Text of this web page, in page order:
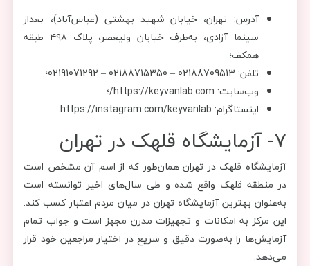
آدرس: تهران، خیابان شهید بهشتی (عباس‌آباد)، بعداز
سینما آزادی، به‌طرف خیابان ولیعصر، پلاک ۴۹۸ طبقه
همکف؛
تلفن: 02188709513 – 02188715350 – 02191071292؛
وب‌سایت: https://keyvanlab.com/؛
اینستاگرام: https://instagram.com/keyvanlab.
7- آزمایشگاه قلهک در تهران
آزمایشگاه قلهک در تهران همان‌طور که از اسم آن مشخص است
در منطقه قلهک واقع شده و طی سال‌های اخیر توانسته است
به‌عنوان بهترین آزمایشگاه تهران در میان مردم اعتبار کسب کند.
این مرکز به امکانات و تجهیزات مدرن مجهز است و جواب تمام
آزمایش‌ها را به‌صورت دقیق و سریع در اختیار مراجعین خود قرار
می‌دهد.